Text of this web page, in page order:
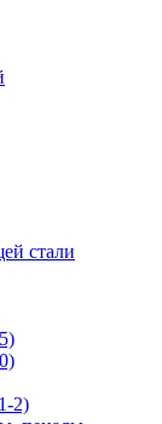
стали
2)